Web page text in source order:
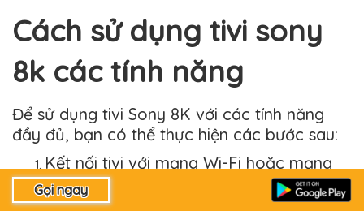
Cách sử dụng tivi sony
8k các tính năng
Để sử dụng tivi Sony 8K với các tính năng
đầy đủ, bạn có thể thực hiện các bước sau:
Kết nối tivi với mạng Wi-Fi hoặc mạng
cáp Ethernet để truy cập các tính năng
kết nối internet của tivi.